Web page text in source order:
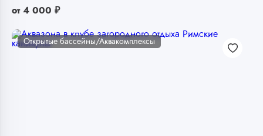
от 4 000 ₽
Открытые бассейны/Аквакомплексы